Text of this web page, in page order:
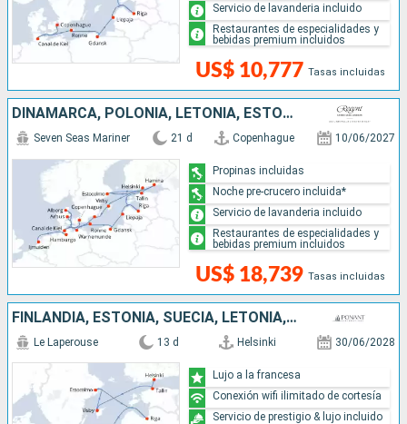
US$ 10,777 Tasas incluidas
Servicio de lavanderia incluido
Restaurantes de especialidades y
bebidas premium incluidos
DINAMARCA, POLONIA, LETONIA, ESTONIA, FINLANDIA, SUECIA, ALEMANIA, PAISES BAJOS
Seven Seas Mariner 21 d Copenhague 10/06/2027
US$ 18,739 Tasas incluidas
Propinas incluidas
Noche pre-crucero incluida*
Servicio de lavanderia incluido
Restaurantes de especialidades y
bebidas premium incluidos
FINLANDIA, ESTONIA, SUECIA, LETONIA, POLONIA, ALEMANIA, DINAMARCA
Le Laperouse 13 d Helsinki 30/06/2028
Lujo a la francesa
Conexión wifi ilimitado de cortesía
Servicio de prestigio & lujo incluido